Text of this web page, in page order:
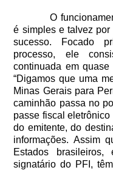
O
é simples e talvez
sucesso. Focado
processo, ele
continuada em
“Digamos que uma
Minas Gerais para
caminhão passa no
passe fiscal
do emitente, do
informações. Assim
Estados
signatário do PFI,